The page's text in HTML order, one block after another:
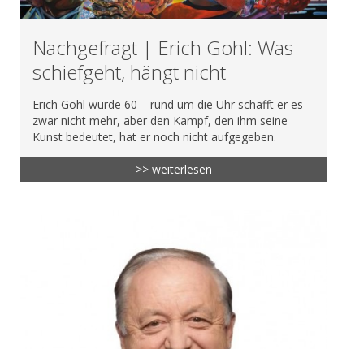
Nachgefragt | Erich Gohl: Was
schiefgeht, hängt nicht
Erich Gohl wurde 60 – rund um die Uhr schafft er es
zwar nicht mehr, aber den Kampf, den ihm seine
Kunst bedeutet, hat er noch nicht aufgegeben.
>> weiterlesen